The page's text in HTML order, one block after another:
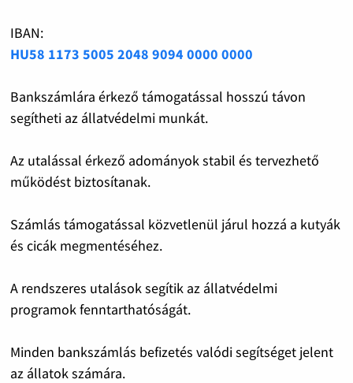
IBAN:
HU58 1173 5005 2048 9094 0000 0000
Bankszámlára érkező támogatással hosszú távon
segítheti az állatvédelmi munkát.
Az utalással érkező adományok stabil és tervezhető
működést biztosítanak.
Számlás támogatással közvetlenül járul hozzá a kutyák
és cicák megmentéséhez.
A rendszeres utalások segítik az állatvédelmi
programok fenntarthatóságát.
Minden bankszámlás befizetés valódi segítséget jelent
az állatok számára.